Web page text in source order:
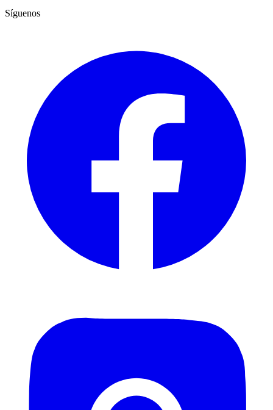
Síguenos